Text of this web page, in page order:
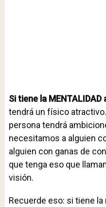
Si tiene la MENTALIDAD
tendrá un físico
persona tendrá
necesitamos a alguien
alguien con ganas de
que tenga eso que
visión.
Recuerde eso: si tiene